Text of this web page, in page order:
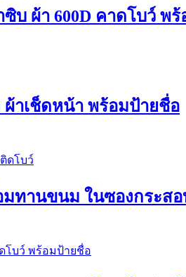
บ ผ้า 600D คาดโบว์ พ
าเช็ดหน้า พร้อมป้ายชื่อ
ทานขนม ในซองกระส